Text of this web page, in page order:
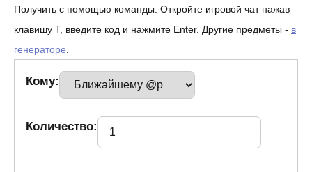
Получить с помощью команды. Откройте игровой чат нажав
клавишу T, введите код и нажмите Enter. Другие предметы - в
генераторе.
Кому:
Количество: